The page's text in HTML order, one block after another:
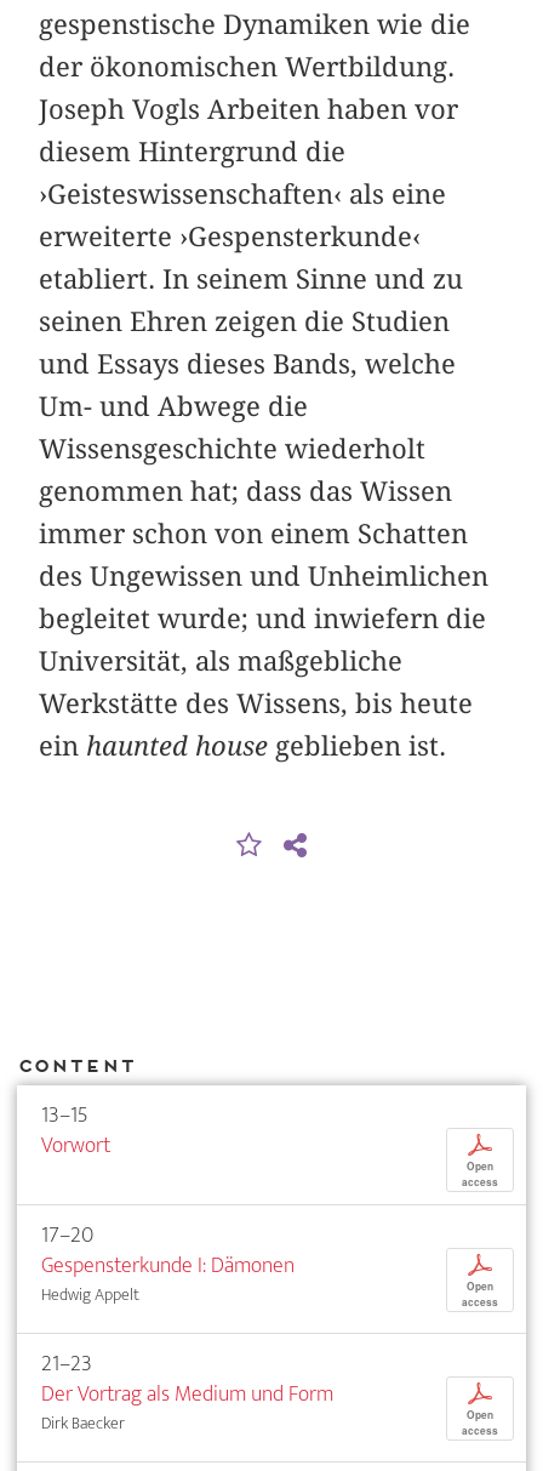
gespenstische Dynamiken wie die
der ökonomischen Wertbildung.
Joseph Vogls Arbeiten haben vor
diesem Hintergrund die
›Geisteswissenschaften‹ als eine
erweiterte ›Gespensterkunde‹
etabliert. In seinem Sinne und zu
seinen Ehren zeigen die Studien
und Essays dieses Bands, welche
Um- und Abwege die
Wissensgeschichte wiederholt
genommen hat; dass das Wissen
immer schon von einem Schatten
des Ungewissen und Unheimlichen
begleitet wurde; und inwiefern die
Universität, als maßgebliche
Werkstätte des Wissens, bis heute
ein haunted house geblieben ist.
Content
13–15
Vorwort
p
Open
access
17–20
Gespensterkunde I: Dämonen
Hedwig Appelt
p
Open
access
21–23
Der Vortrag als Medium und Form
Dirk Baecker
p
Open
access